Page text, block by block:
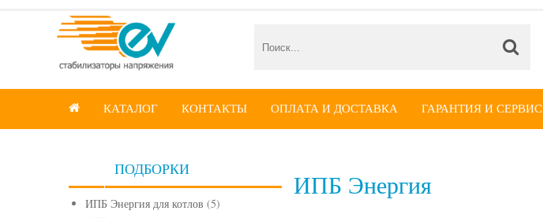
 КАТАЛОГ КОНТАКТЫ ОПЛАТА И ДОСТАВКА ГАРАНТИЯ И СЕРВИС
ПОДБОРКИ
ИПБ Энергия для котлов (5)
ИПБ Энергия